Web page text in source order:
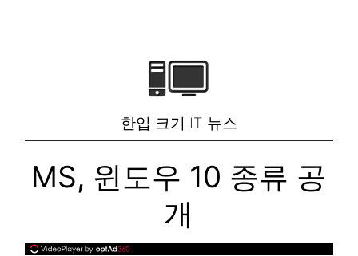
한입 크기 IT 뉴스
MS, 윈도우 10 종류 공
개